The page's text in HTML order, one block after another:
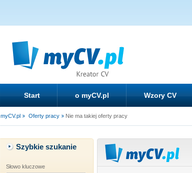
Start o myCV.pl Wzory CV
myCV.pl Oferty pracy Nie ma takiej oferty pracy
Szybkie szukanie
Słowo kluczowe